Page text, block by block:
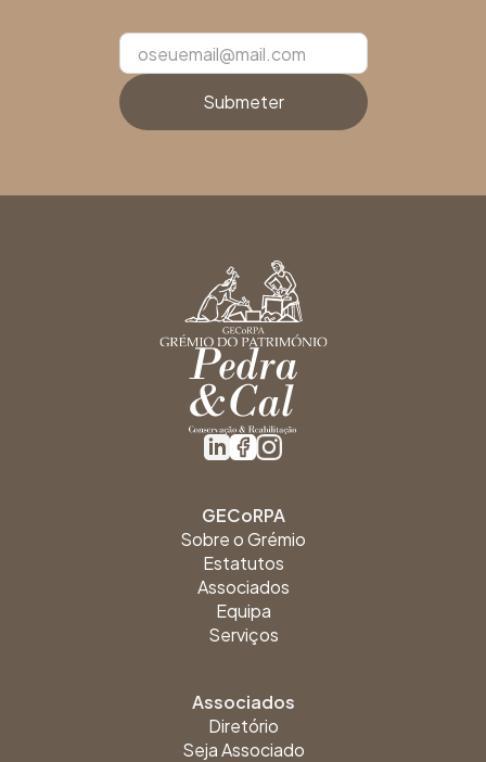
GECoRPA
Sobre o Grémio
Estatutos
Associados
Equipa
Serviços
Associados
Diretório
Seja Associado